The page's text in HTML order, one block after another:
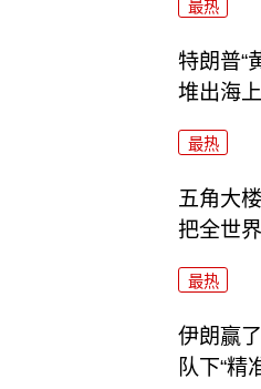
最热
特朗普“
堆出海
最热
五角大
把全世
最热
伊朗赢
队下“精